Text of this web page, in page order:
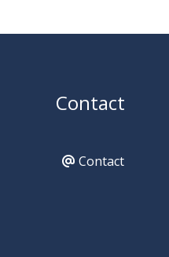
Contact
Contact